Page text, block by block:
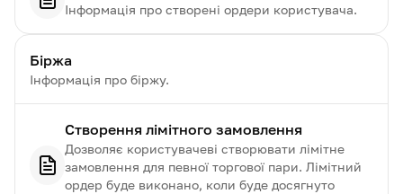
Інформація про створені ордери користувача.
Біржа
Інформація про біржу.
Створення лімітного замовлення
Дозволяє користувачеві створювати лімітне
замовлення для певної торгової пари. Лімітний
ордер буде виконано, коли буде досягнуто